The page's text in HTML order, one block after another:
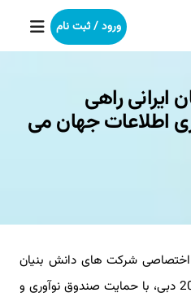
ورود / ثبت نام
ایرانی راهی
اطلاعات جهان می
اختصاصی شرکت های دانش بنیان
ایرانی در نمایشگاه جیتکس 2023 دبی، با حمایت صندوق نوآوری و